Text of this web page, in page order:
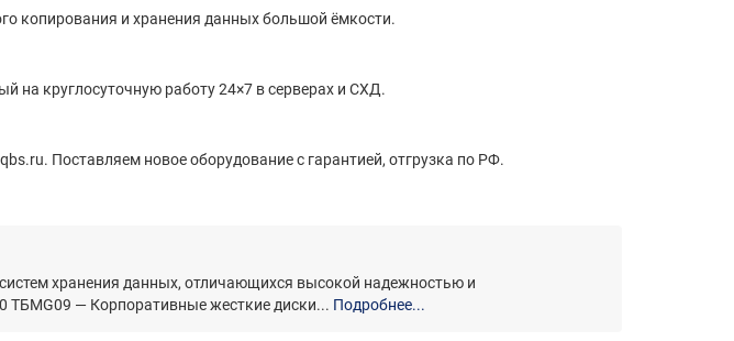
копирования и хранения данных большой ёмкости.
на круглосуточную работу 24×7 в серверах и СХД.
Поставляем новое оборудование с гарантией, отгрузка по РФ.
хранения данных, отличающихся высокой надежностью и
ТБMG09 — Корпоративные жесткие диски... Подробнее...